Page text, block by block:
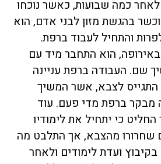
כמה שבועות, כאשר נוכחו
בהגשת מזון לבני אדם, הוא
והתחיל לעבוד ברפת.
באירופה, הוא התחבר מיד עם
שם. העבודה ברפת עניינה
התגייס לצבא, אשר המשיך
מבקר ברפת מדי פעם. עוד
כי יתחיל את לימודיו
שחרורו מהצבא, אך התלבט מה
בקיבוץ ועדת לימודים ולאחר